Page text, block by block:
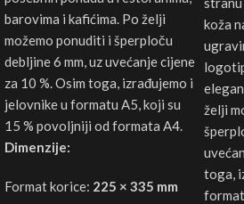
barovima i kafićima. Po želji
možemo ponuditi i šperploču
debljine 6 mm, uz uvećanje cijene
za 10 %. Osim toga, izrađujemo i
jelovnike u formatu A5, koji su
15 % povoljniji od formata A4.
Dimenzije:
Format korice: 225 × 335 mm
koža
želji
toga,